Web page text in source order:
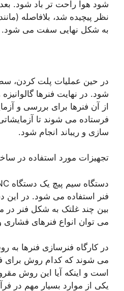
شود هوا راحت تر باد شود.
نظر پیچیده شد، بلافاصله
به شکل نهایی سفت می شود.
در حین عملیات پلت کردن،
شود. در نهایت فنرها
از آن فنرها برای بررسی و
فرستاده می شوند تا
سازی و ریباند انجام شود.
تجهیزات مورد استفاده در
فنر استفاده می شود. در این
بین چند غلتک به شکل فنر در
می توان انواع فنرهای
در کارگاه فنرسازی فنرها
می شوند که کدام روش برای
است و اینکه آیا این روش
یکی از موارد بسیار مهم در